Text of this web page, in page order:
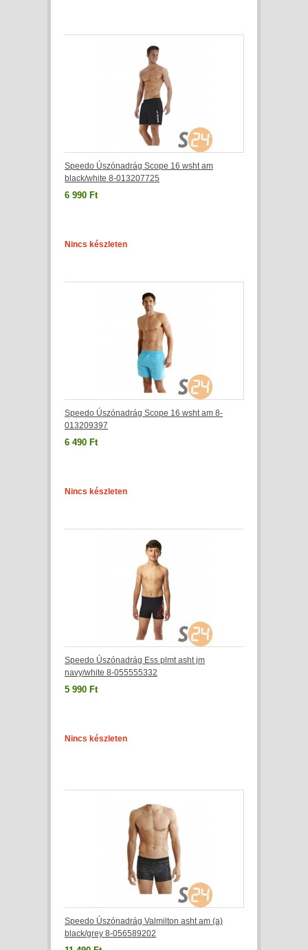
Speedo Úszónadrág Scope 16 wsht am
black/white 8-013207725
6 990 Ft
Nincs készleten
Speedo Úszónadrág Scope 16 wsht am 8-
013209397
6 490 Ft
Nincs készleten
Speedo Úszónadrág Ess plmt asht jm
navy/white 8-055555332
5 990 Ft
Nincs készleten
Speedo Úszónadrág Valmilton asht am (a)
black/grey 8-056589202